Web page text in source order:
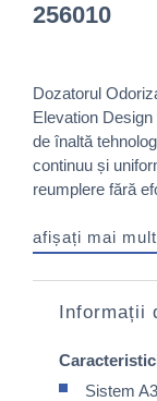
256010
Dozatorul
Elevation
de înaltă
continuu și
reumplere fără
afișați mai mult
Informații
Sistem